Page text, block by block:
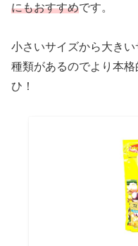
にもおすすめです。
小さいサイズから大き
種類があるのでより本
ひ！